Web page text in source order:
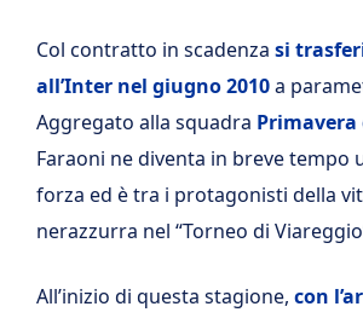
Col contratto in scadenza si
all’Inter nel giugno 2010a
Aggregato alla squadra Primavera
Faraoni ne diventa in breve tempo
forza ed è tra i protagonisti della
nerazzurra nel “Torneo di
All’inizio di questa stagione, con